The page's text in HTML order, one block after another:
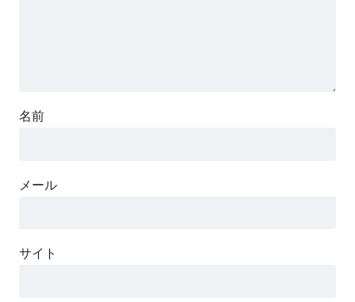
名前
メール
サイト